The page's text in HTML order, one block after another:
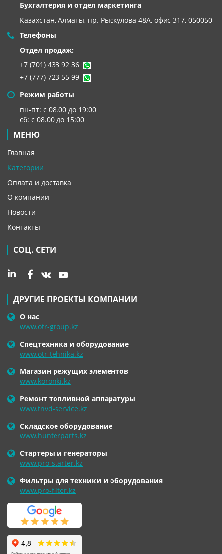
Бухгалтерия и отдел маркетинга
Казахстан, Алматы, пр. Рыскулова 48А, офис 317, 050050
Телефоны
Отдел продаж:
+7 (701) 433 92 36
+7 (777) 723 55 99
Режим работы
пн-пт: с 08.00 до 19:00
сб: с 08.00 до 15:00
МЕНЮ
Главная
Категории
Оплата и доставка
О компании
Новости
Контакты
СОЦ. СЕТИ
ДРУГИЕ ПРОЕКТЫ КОМПАНИИ
О нас
www.otr-group.kz
Спецтехника и оборудование
www.otr-tehnika.kz
Магазин режущих элементов
www.koronki.kz
Ремонт топливной аппаратуры
www.tnvd-service.kz
Складское оборудование
www.hunterparts.kz
Стартеры и генераторы
www.pro-starter.kz
Фильтры для техники и оборудования
www.pro-filter.kz